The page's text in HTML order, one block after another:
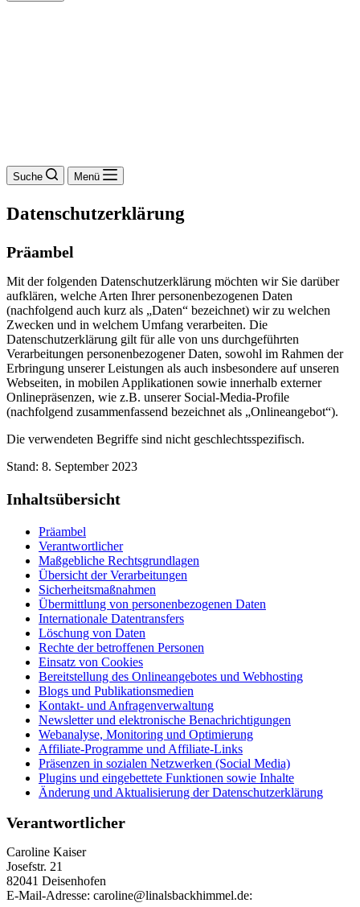
Suche Menü
Datenschutzerklärung
Präambel
Mit der folgenden Datenschutzerklärung möchten wir Sie darüber
aufklären, welche Arten Ihrer personenbezogenen Daten
(nachfolgend auch kurz als „Daten“ bezeichnet) wir zu welchen
Zwecken und in welchem Umfang verarbeiten. Die
Datenschutzerklärung gilt für alle von uns durchgeführten
Verarbeitungen personenbezogener Daten, sowohl im Rahmen der
Erbringung unserer Leistungen als auch insbesondere auf unseren
Webseiten, in mobilen Applikationen sowie innerhalb externer
Onlinepräsenzen, wie z.B. unserer Social-Media-Profile
(nachfolgend zusammenfassend bezeichnet als „Onlineangebot“).
Die verwendeten Begriffe sind nicht geschlechtsspezifisch.
Stand: 8. September 2023
Inhaltsübersicht
Präambel
Verantwortlicher
Maßgebliche Rechtsgrundlagen
Übersicht der Verarbeitungen
Sicherheitsmaßnahmen
Übermittlung von personenbezogenen Daten
Internationale Datentransfers
Löschung von Daten
Rechte der betroffenen Personen
Einsatz von Cookies
Bereitstellung des Onlineangebotes und Webhosting
Blogs und Publikationsmedien
Kontakt- und Anfragenverwaltung
Newsletter und elektronische Benachrichtigungen
Webanalyse, Monitoring und Optimierung
Affiliate-Programme und Affiliate-Links
Präsenzen in sozialen Netzwerken (Social Media)
Plugins und eingebettete Funktionen sowie Inhalte
Änderung und Aktualisierung der Datenschutzerklärung
Verantwortlicher
Caroline Kaiser
Josefstr. 21
82041 Deisenhofen
E-Mail-Adresse: caroline@linalsbackhimmel.de: